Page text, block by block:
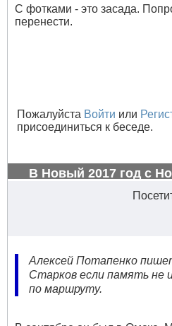
С фотками - это засада.
перенести.
Пожалуйста Войти или
присоединиться к беседе.
В Новый 2017 год с
Алексей Потапенко
Старков если память не
по маршруту.